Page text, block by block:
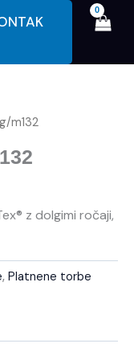
m132
z dolgimi ročaji,
, Platnene torbe